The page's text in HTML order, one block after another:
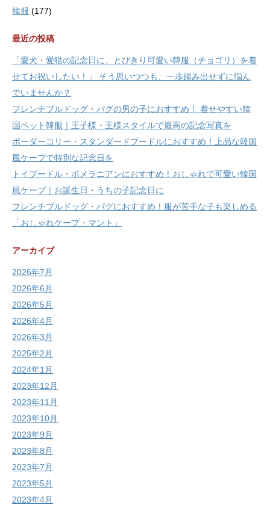
韓服 (177)
最近の投稿
「愛犬・愛猫の記念日に、とびきり可愛い韓服（チョゴリ）を着
せてお祝いしたい！」 そう思いつつも、一歩踏み出せずに悩ん
でいませんか？
フレンチブルドッグ・パグの男の子におすすめ！ 着せやすい韓
国ペット韓服｜王子様・王様スタイルで最高の記念写真を
ボーダーコリー・スタンダードプードルにおすすめ！上品な韓国
風ケープで特別な記念日を
トイプードル・ポメラニアンにおすすめ！おしゃれで可愛い韓国
風ケープ｜お誕生日・うちの子記念日に
フレンチブルドッグ・パグにおすすめ！服が苦手な子も楽しめる
「おしゃれケープ・マント」
アーカイブ
2026年7月
2026年6月
2026年5月
2026年4月
2026年3月
2025年2月
2024年1月
2023年12月
2023年11月
2023年10月
2023年9月
2023年8月
2023年7月
2023年5月
2023年4月